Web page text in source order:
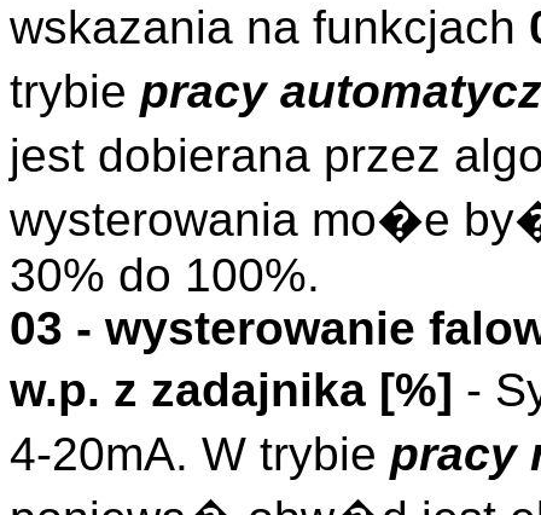
wskazania na funkcjach
trybie pracy
jest dobierana przez
wysterowania mo�e
30% do 100%.
03 - wysterowanie
w.p. z zadajnika [%] -
4-20mA. W trybie pracy